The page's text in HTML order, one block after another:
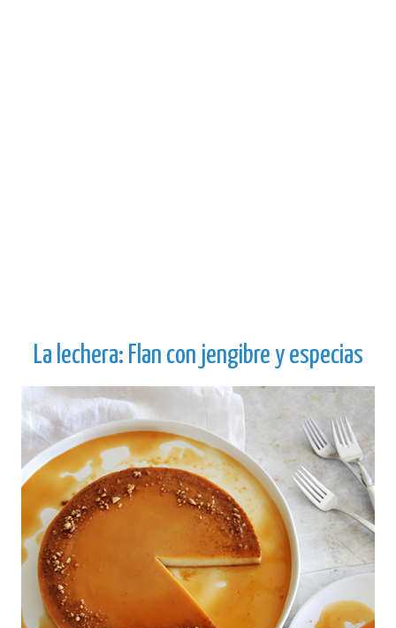
La lechera: Flan con jengibre y especias